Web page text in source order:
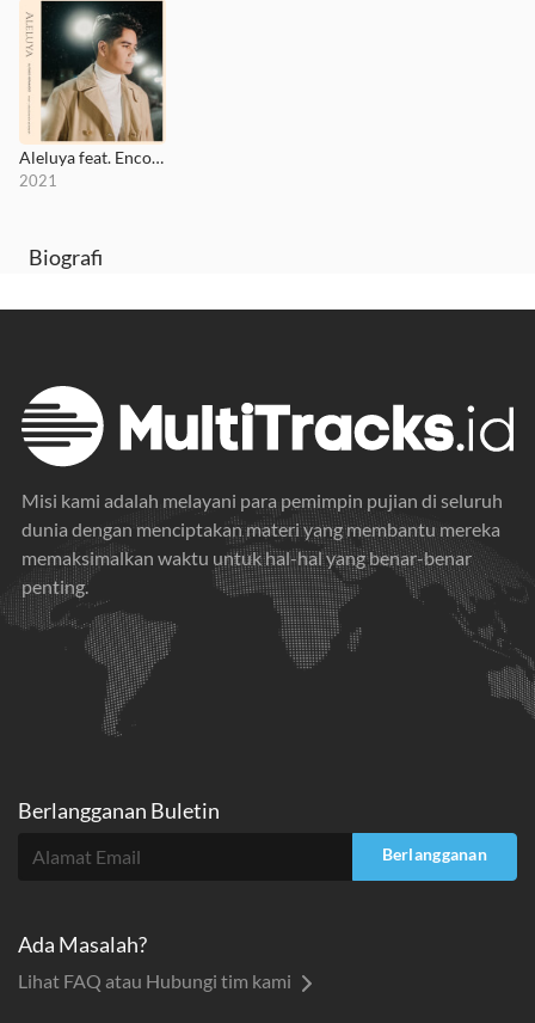
Aleluya feat. Encounter Worship
2021
Biografi
Misi kami adalah melayani para pemimpin pujian di seluruh
dunia dengan menciptakan materi yang membantu mereka
memaksimalkan waktu untuk hal-hal yang benar-benar
penting.
Berlangganan Buletin
Berlangganan
Ada Masalah?
Lihat FAQ atau Hubungi tim kami